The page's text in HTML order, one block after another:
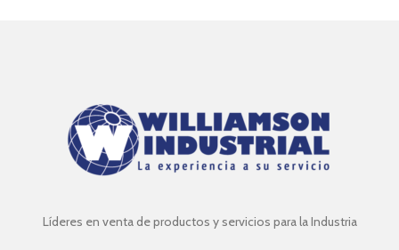
Líderes en venta de productos y servicios para la Industria